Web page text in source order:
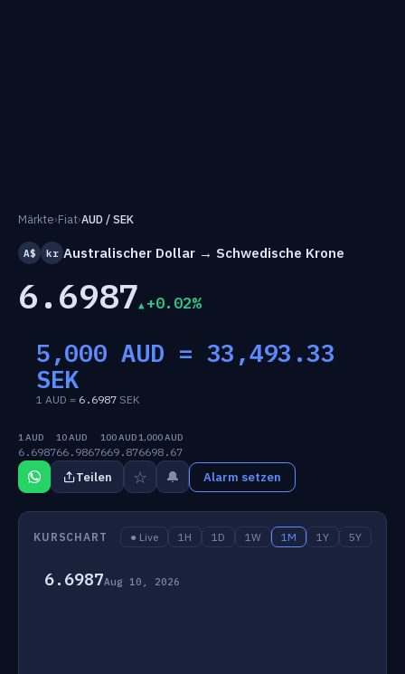
Märkte›Fiat›AUD / SEK
A$ kr Australischer Dollar → Schwedische Krone
6.6987 +0.02%
5,000 AUD = 33,493.33
SEK
1 AUD = 6.6987 SEK
1 AUD
6.6987
10 AUD
66.9867
100 AUD
669.87
1,000 AUD
6698.67
Teilen ☆ 🔔 Alarm setzen
KURSCHART ● Live 1H 1D 1W 1M 1Y 5Y
6.6987Aug 10, 2026